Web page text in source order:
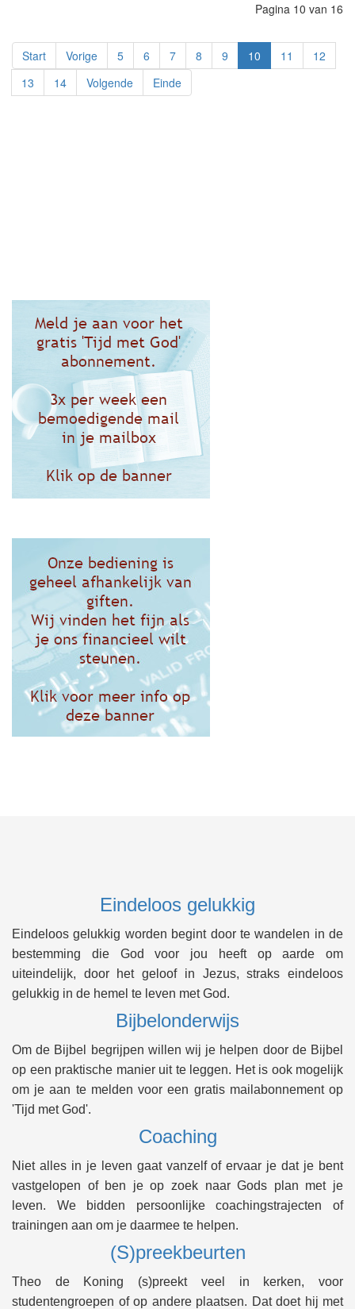
Pagina 10 van 16
Start Vorige 5 6 7 8 9 10 11
12
13
14 Volgende Einde
Eindeloos gelukkig
Eindeloos gelukkig worden begint door te wandelen in de
bestemming die God voor jou heeft op aarde om
uiteindelijk, door het geloof in Jezus, straks eindeloos
gelukkig in de hemel te leven met God.
Bijbelonderwijs
Om de Bijbel begrijpen willen wij je helpen door de Bijbel
op een praktische manier uit te leggen. Het is ook mogelijk
om je aan te melden voor een gratis mailabonnement op
'Tijd met God'.
Coaching
Niet alles in je leven gaat vanzelf of ervaar je dat je bent
vastgelopen of ben je op zoek naar Gods plan met je
leven. We bidden persoonlijke coachingstrajecten of
trainingen aan om je daarmee te helpen.
(S)preekbeurten
Theo de Koning (s)preekt veel in kerken, voor
studentengroepen of op andere plaatsen. Dat doet hij met